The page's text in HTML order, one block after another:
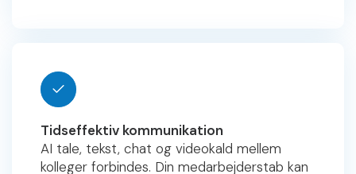
Tidseffektiv kommunikation
AI tale, tekst, chat og videokald mellem
kolleger forbindes. Din medarbejderstab kan